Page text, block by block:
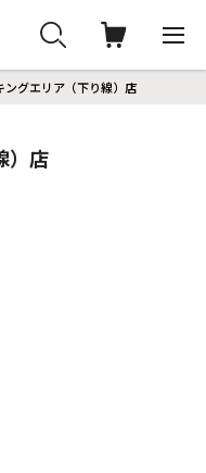
ングエリア（下り線）店
）店